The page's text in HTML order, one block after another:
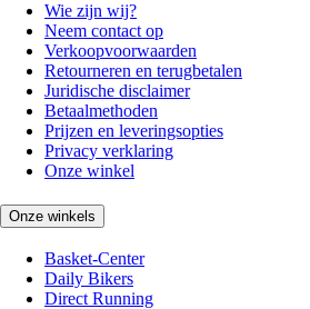
Wie zijn wij?
Neem contact op
Verkoopvoorwaarden
Retourneren en terugbetalen
Juridische disclaimer
Betaalmethoden
Prijzen en leveringsopties
Privacy verklaring
Onze winkel
Onze winkels
Basket-Center
Daily Bikers
Direct Running